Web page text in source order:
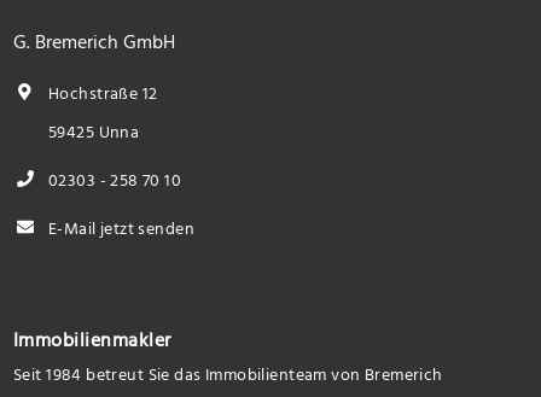
G. Bremerich GmbH
Hochstraße 12
59425 Unna
02303 - 258 70 10
E-Mail jetzt senden
Immobilienmakler
Seit 1984 betreut Sie das Immobilienteam von Bremerich